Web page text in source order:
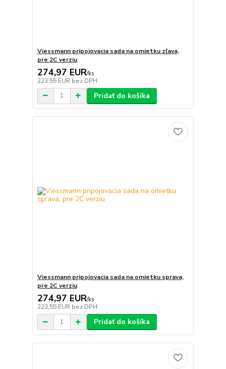
Viessmann pripojovacia sada na omietku zľava,
pre 2C verziu
274,97 EUR/ks
223,55 EUR bez DPH
Pridať do košíka
Viessmann pripojovacia sada na omietku sprava,
pre 2C verziu
274,97 EUR/ks
223,55 EUR bez DPH
Pridať do košíka